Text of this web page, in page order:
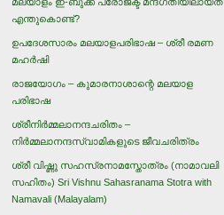
മലയാളം ഇ-ബുക്ക് പ്രോജക്ട് മന്ദഗതിയിലായത്
എന്തുകൊണ്ട്?
ഉപദേശസാരം മലയാളപരിഭാഷ – ശ്രീ രമണ
മഹര്‍ഷി
രാജയോഗം – കുമാരനാശാന്റെ മലയാള
പരിഭാഷ
ശ്രീനിര്‍മ്മലാനന്ദചരിതം –
നിര്‍മ്മലാനന്ദസ്വാമികളുടെ ജീവചരിത്രം
ശ്രീ വിഷ്ണു സഹസ്രനാമസ്തോത്രം (നാമാവലി
സഹിതം) Sri Vishnu Sahasranama Stotra with
Namavali (Malayalam)